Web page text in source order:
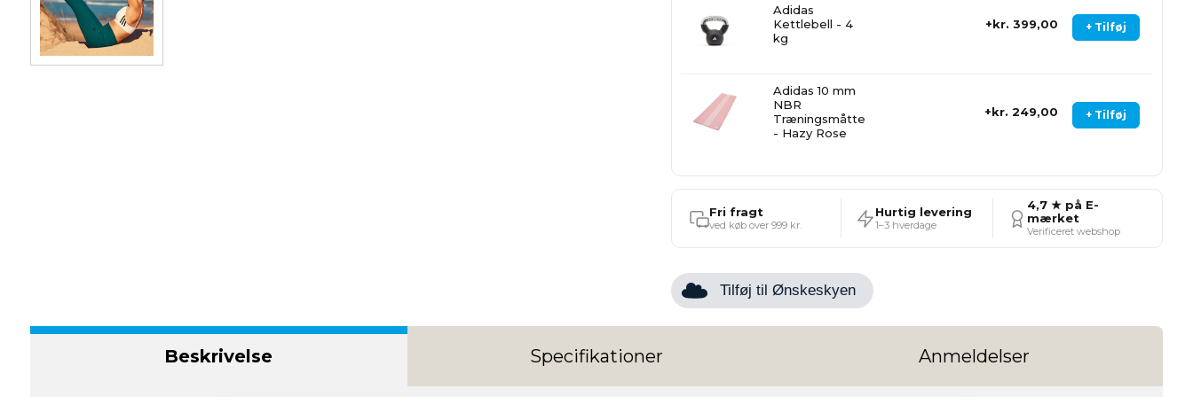
+ Tilføj
Adidas
Kettlebell - 4
kg
kr. 399,00
+ Tilføj
Adidas 10 mm
NBR
Træningsmåtte
- Hazy Rose
kr. 249,00
Fri fragt
ved køb over 999 kr.
Hurtig levering
1–3 hverdage
4,7 ★ på E-
mærket
Verificeret webshop
Tilføj til Ønskeskyen
Beskrivelse Specifikationer Anmeldelser